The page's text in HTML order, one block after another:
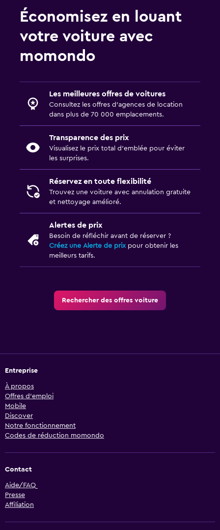
Économisez en louant
votre voiture avec
momondo
Les meilleures offres de voitures
Consultez les offres d’agences de location
dans plus de 70 000 emplacements.
Transparence des prix
Visualisez le prix total d’emblée pour éviter
les surprises.
Réservez en toute flexibilité
Trouvez une voiture avec annulation gratuite
et nettoyage amélioré.
Alertes de prix
Besoin de réfléchir avant de réserver ?
Créez une Alerte de prixpour obtenir les
meilleurs tarifs.
Rechercher des offres voiture
Entreprise
À propos
Offres d’emploi
Mobile
Discover
Notre fonctionnement
Codes de réduction momondo
Contact
Aide/FAQ
Presse
Affiliation